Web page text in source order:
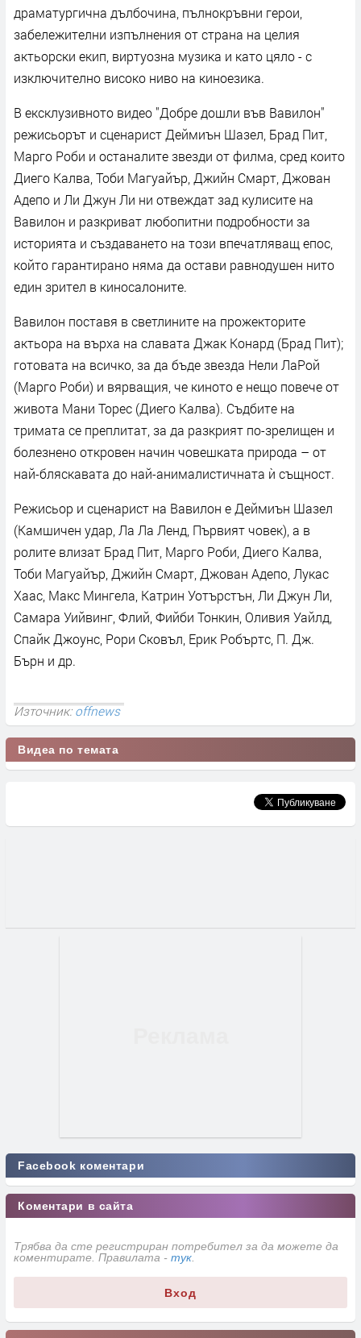
драматургична дълбочина, пълнокръвни герои,
забележителни изпълнения от страна на целия
актьорски екип, виртуозна музика и като цяло - с
изключително високо ниво на киноезика.
В ексклузивното видео "Добре дошли във Вавилон"
режисьорът и сценарист Деймиън Шазел, Брад Пит,
Марго Роби и останалите звезди от филма, сред които
Диего Калва, Тоби Магуайър, Джийн Смарт, Джован
Адепо и Ли Джун Ли ни отвеждат зад кулисите на
Вавилон и разкриват любопитни подробности за
историята и създаването на този впечатляващ епос,
който гарантирано няма да остави равнодушен нито
един зрител в киносалоните.
Вавилон поставя в светлините на прожекторите
актьора на върха на славата Джак Конард (Брад Пит);
готовата на всичко, за да бъде звезда Нели ЛаРой
(Марго Роби) и вярващия, че киното е нещо повече от
живота Мани Торес (Диего Калва). Съдбите на
тримата се преплитат, за да разкрият по-зрелищен и
болезнено откровен начин човешката природа – от
най-бляскавата до най-анималистичната ѝ същност.
Режисьор и сценарист на Вавилон е Деймиън Шазел
(Камшичен удар, Ла Ла Ленд, Първият човек), а в
ролите влизат Брад Пит, Марго Роби, Диего Калва,
Тоби Магуайър, Джийн Смарт, Джован Адепо, Лукас
Хаас, Макс Мингела, Катрин Уотърстън, Ли Джун Ли,
Самара Уийвинг, Флий, Фийби Тонкин, Оливия Уайлд,
Спайк Джоунс, Рори Сковъл, Ерик Робъртс, П. Дж.
Бърн и др.
Източник:offnews
Видеа по темата
Facebook коментари
Коментари в сайта
Трябва да сте регистриран потребител за да можете да
коментирате. Правилата - тук
Вход